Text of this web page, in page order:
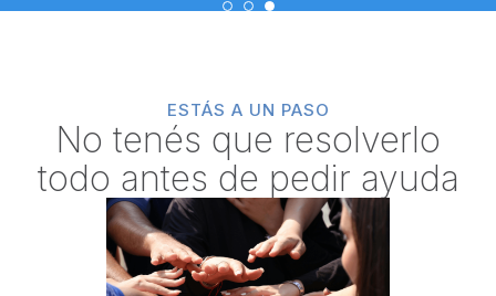
ESTÁS A UN PASO
No tenés que resolverlo
todo antes de pedir ayuda